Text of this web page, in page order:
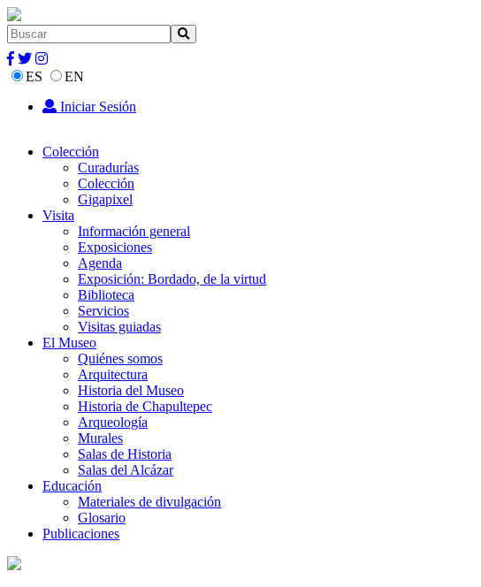
ES
EN
Iniciar Sesión
Colección
Curadurías
Colección
Gigapixel
Visita
Información general
Exposiciones
Agenda
Exposición: Bordado, de la virtud
Biblioteca
Servicios
Visitas guiadas
El Museo
Quiénes somos
Arquitectura
Historia del Museo
Historia de Chapultepec
Arqueología
Murales
Salas de Historia
Salas del Alcázar
Educación
Materiales de divulgación
Glosario
Publicaciones